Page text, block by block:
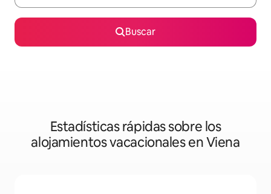
Buscar
Estadísticas rápidas sobre los
alojamientos vacacionales en Viena